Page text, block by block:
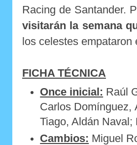
Racing de Santander.
visitarán la semana
los celestes empataron
FICHA TÉCNICA
Once inicial: Raúl
Carlos Domínguez,
Tiago, Aldán
Cambios: Miguel